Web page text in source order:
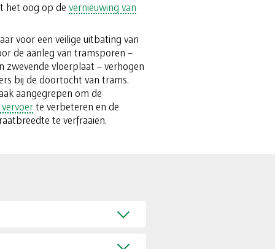
het oog op de vernieuwing van
voor een veilige uitbating van
de aanleg van tramsporen –
zwevende vloerplaat – verhogen
bij de doortocht van trams.
aangegrepen om de
te verbeteren en de
te verfraaien.